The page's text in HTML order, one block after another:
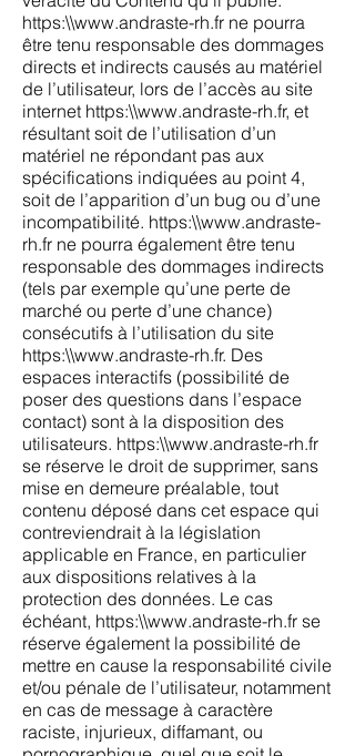
https:\\www.andraste-rh.fr ne pourra
être tenu responsable des dommages
directs et indirects causés au matériel
de l’utilisateur, lors de l’accès au site
internet https:\\www.andraste-rh.fr, et
résultant soit de l’utilisation d’un
matériel ne répondant pas aux
spécifications indiquées au point 4,
soit de l’apparition d’un bug ou d’une
incompatibilité. https:\\www.andraste-
rh.fr ne pourra également être tenu
responsable des dommages indirects
(tels par exemple qu’une perte de
marché ou perte d’une chance)
consécutifs à l’utilisation du site
https:\\www.andraste-rh.fr. Des
espaces interactifs (possibilité de
poser des questions dans l’espace
contact) sont à la disposition des
utilisateurs. https:\\www.andraste-rh.fr
se réserve le droit de supprimer, sans
mise en demeure préalable, tout
contenu déposé dans cet espace qui
contreviendrait à la législation
applicable en France, en particulier
aux dispositions relatives à la
protection des données. Le cas
échéant, https:\\www.andraste-rh.fr se
réserve également la possibilité de
mettre en cause la responsabilité civile
et/ou pénale de l’utilisateur, notamment
en cas de message à caractère
raciste, injurieux, diffamant, ou